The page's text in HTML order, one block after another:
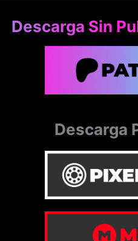
Descarga Sin
Descarga